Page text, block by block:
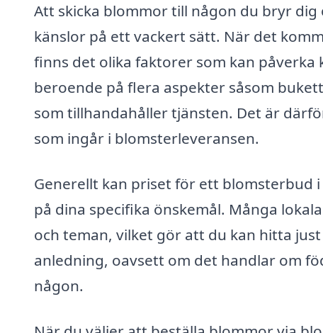
Att skicka blommor till någon du bryr
känslor på ett vackert sätt. När det
finns det olika faktorer som kan
beroende på flera aspekter såsom
som tillhandahåller tjänsten. Det är
som ingår i blomsterleveransen.
Generellt kan priset för ett blomsterbud
på dina specifika önskemål. Många
och teman, vilket gör att du kan hitta
anledning, oavsett om det handlar om
någon.